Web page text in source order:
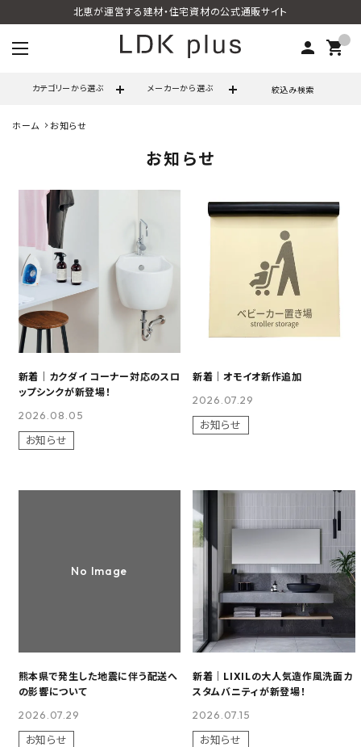
北恵が運営する建材・住宅資材の公式通販サイト
person shopping_cart
カテゴリーから選ぶ メーカーから選ぶ 絞込み検索
call 06-6121-9302
営業時間 - 10:00～17:00（定休日 - 土日祝）
最近チェックした商品
FAX注文はこちらから
カテゴリーから選ぶ
メーカーから選ぶ
ご利用ガイド
ホーム お知らせ
お知らせ
新着｜カクダイ コーナー対応のスロ
ップシンクが新登場！
2026.08.05
お知らせ
新着｜オモイオ新作追加
2026.07.29
お知らせ
No Image
熊本県で発生した地震に伴う配送へ
の影響について
2026.07.29
お知らせ
新着｜LIXILの大人気造作風洗面カ
スタムバニティが新登場！
2026.07.15
お知らせ